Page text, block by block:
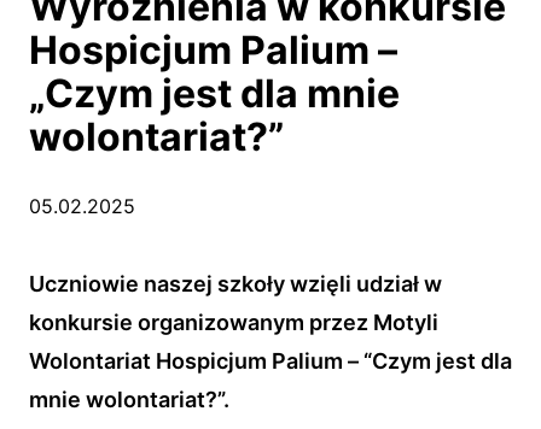
Hospicjum Palium –
„Czym jest dla mnie
wolontariat?”
05.02.2025
Uczniowie naszej szkoły wzięli udział w
konkursie organizowanym przez Motyli
Wolontariat Hospicjum Palium – “Czym jest dla
mnie wolontariat?”.